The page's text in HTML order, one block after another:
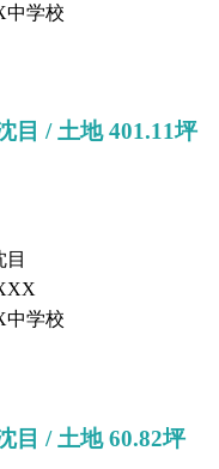
中学校
目 / 土地 401.11坪
中学校
目 / 土地 60.82坪